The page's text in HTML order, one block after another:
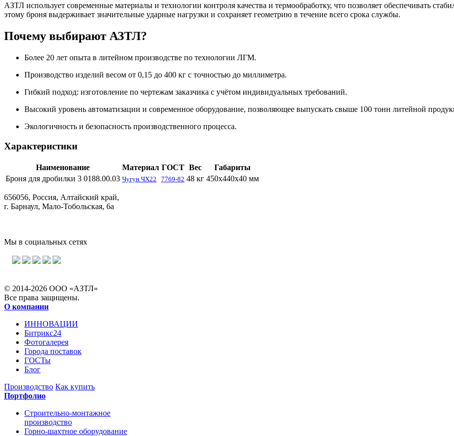
АЗТЛ использует современные материалы и технологии контроля качества и термообработку, что позволяет обеспечивать
этому броня выдерживает значительные ударные нагрузки и сохраняет геометрию в течение всего срока службы.
Почему выбирают АЗТЛ?
Более 20 лет опыта в литейном производстве по технологии ЛГМ.
Производство изделий весом от 0,15 до 400 кг с точностью до миллиметра.
Гибкий подход: изготовление по чертежам заказчика с учётом индивидуальных требований.
Высокий уровень автоматизации и современное оборудование, позволяющее выпускать свыше 100 тонн литейной
Экологичность и безопасность производственного процесса.
Характеристики
Наименование Материал ГОСТ Вес
Габариты
Броня для дробилки 3 0188.00.03 Чугун ЧХ22 7769-82 48 кг 450х440х40 мм
656056, Россия, Алтайский край,
г. Барнаул, Мало-Тобольская, 6а
Мы в социальных сетях
© 2014-2026 ООО «АЗТЛ»
Все права защищены.
О компании
ИННОВАЦИИ
Битрикс24
Фотогалерея
Города поставок
ГОСТы
Блог
Производство Как купить
Портфолио
Строительно-монтажное
производство
Горно-шахтное оборудование